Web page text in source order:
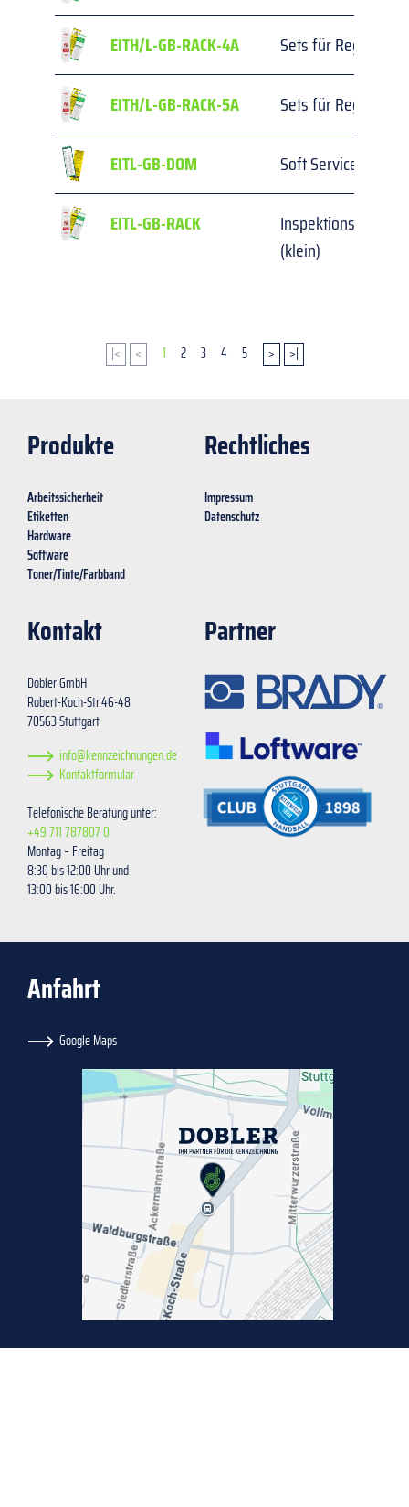
EITH/L-GB-RACK-4A Sets für
EITH/L-GB-RACK-5A Sets für
EITL-GB-DOM Soft Services
EITL-GB-RACK
(klein)
|< < 1 2 3 4 5 > >|
Produkte
Arbeitssicherheit
Etiketten
Hardware
Software
Toner/Tinte/Farbband
Rechtliches
Impressum
Datenschutz
Kontakt
Dobler GmbH
Robert-Koch-Str.46-48
70563 Stuttgart
info@kennzeichnungen.de
Kontaktformular
Telefonische Beratung unter:
+49 711 787807 0
Montag – Freitag
8:30 bis 12:00 Uhr und
13:00 bis 16:00 Uhr.
Partner
Anfahrt
Google Maps